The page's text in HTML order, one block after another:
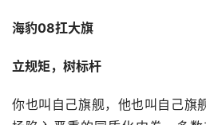
海豹08扛大旗
立规矩，树标杆
你也叫自己旗舰，他也叫自己旗